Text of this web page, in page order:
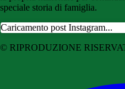
speciale storia di famiglia.
Caricamento post Instagram...
© RIPRODUZIONE